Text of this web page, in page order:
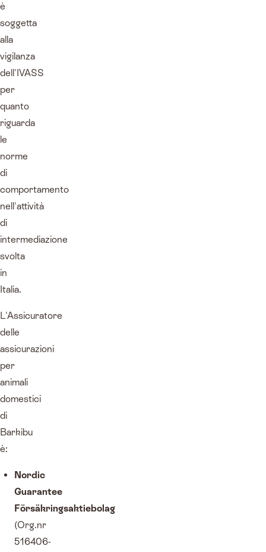
è
soggetta
alla
vigilanza
dell'IVASS
per
quanto
riguarda
le
norme
di
comportamento
nell'attività
di
intermediazione
svolta
in
Italia.
L'Assicuratore
delle
assicurazioni
per
animali
domestici
di
Barkibu
è:
Nordic
Guarantee
Försäkringsaktiebolag
(Org.nr
516406-